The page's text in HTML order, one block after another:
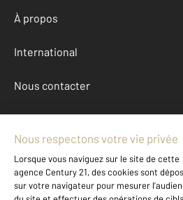
À propos
International
Nous contacter
Mentions légales & CGU et
Données
Gestionnaire des